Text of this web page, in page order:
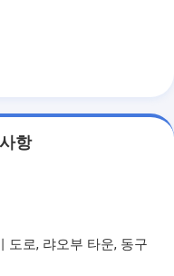
항
도로, 랴오부 타운, 동구